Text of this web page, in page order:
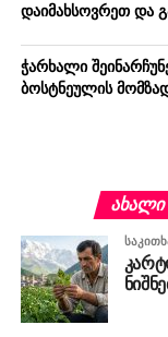
დაიმახსოვრეთ და
ჭარხალი
ბოსტნეულის
ᲐᲮᲐᲚᲘ